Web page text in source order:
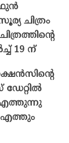
ചിത്രം
19 ന്
എത്തുന്നു
എത്തും